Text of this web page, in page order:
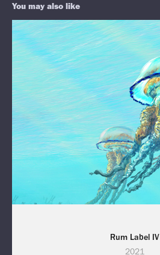
You may also like
Rum Label IV
2021